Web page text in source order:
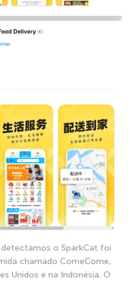
o SparkCat foi
chamado ComeCome,
Unidos e na Indonésia. O